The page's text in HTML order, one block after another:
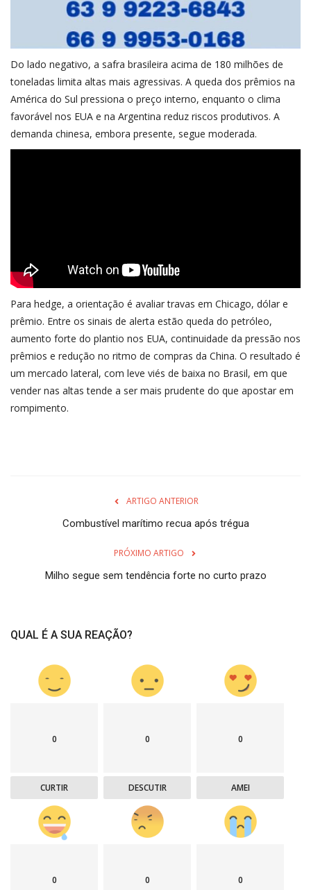
Do lado negativo, a safra brasileira acima de 180 milhões de
toneladas limita altas mais agressivas. A queda dos prêmios na
América do Sul pressiona o preço interno, enquanto o clima
favorável nos EUA e na Argentina reduz riscos produtivos. A
demanda chinesa, embora presente, segue moderada.
Para hedge, a orientação é avaliar travas em Chicago, dólar e
prêmio. Entre os sinais de alerta estão queda do petróleo,
aumento forte do plantio nos EUA, continuidade da pressão nos
prêmios e redução no ritmo de compras da China. O resultado é
um mercado lateral, com leve viés de baixa no Brasil, em que
vender nas altas tende a ser mais prudente do que apostar em
rompimento.
ARTIGO ANTERIOR
Combustível marítimo recua após trégua
PRÓXIMO ARTIGO
Milho segue sem tendência forte no curto prazo
QUAL É A SUA REAÇÃO?
0
CURTIR
0
DESCUTIR
0
AMEI
0 0 0